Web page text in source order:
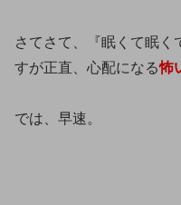
さてさて、『眠くて眠く
すが正直、心配になる怖
では、早速。